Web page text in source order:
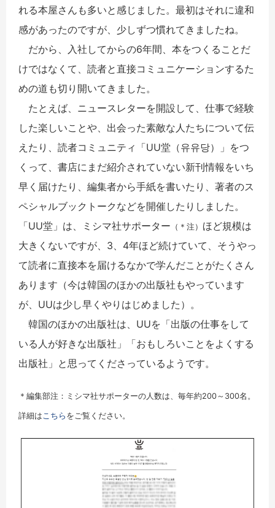
れる本屋さんも多いと感じました。最初はそれに違和
感があったのですが、少しずつ慣れてきましたね。
だから、入社してからの6年間、本をつくることだ
けではなくて、読者と直接コミュニケーションするた
めの道も切り開いてきました。
たとえば、ニュースレターを開設して、仕事で経験
した楽しいことや、出会った素敵な人たちについて伝
えたり、読者コミュニティ「UU堂（유유당）」をつ
くって、書店にまだ紹介されていない新刊情報をいち
早く届けたり、編集者から手紙を書いたり、著者のス
ペシャルブックトークなどを開催したりしました。
「UU堂」は、ミシマ社サポーター （＊注） ほど規模は
大きくないですが、3、4年ほど続けていて、そうやっ
て読者に直接本を届けるなかで学んだことがたくさん
あります（今は韓国のほかの出版社もやっています
が、UUは少し早くやりはじめました）。
韓国のほかの出版社は、UUを「出版の仕事をして
いる人が好きな出版社」「おもしろいことをよくする
出版社」と思ってくださっているようです。
＊編集部注：ミシマ社サポーターの人数は、毎年約200～300名。
詳細はこちら をご覧ください。